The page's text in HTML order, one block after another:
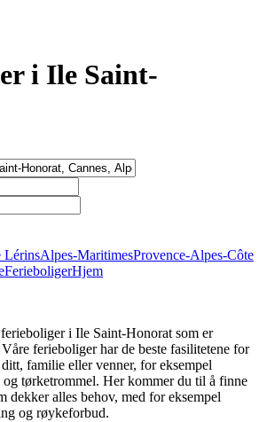
i Ile Saint-
LérinsAlpes-MaritimesProvence-Alpes-Côte
FerieboligerHjem
i Ile Saint-Honorat som er
ferieboliger har de beste fasilitetene for
familie eller venner, for eksempel
og tørketrommel. Her kommer du til å finne
dekker alles behov, med for eksempel
og røykeforbud.